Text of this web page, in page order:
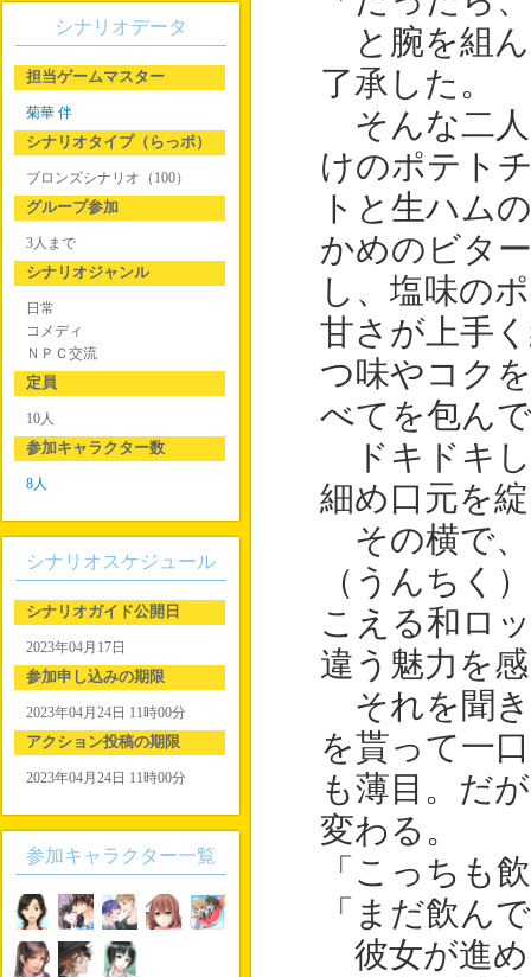
と腕を組ん
了承した。
そんな二人
けのポテト
トと生ハム
かめのビタ
し、塩味の
甘さが上手
つ味やコク
べてを包ん
ドキドキし
細め口元を
その横で、
（うんちく
こえる和ロ
違う魅力を
それを聞き
を貰って一
も薄目。だ
変わる。
「こっちも
「まだ飲ん
彼女が進め
シナリオデータ
担当ゲームマスター
菊華 伴
シナリオタイプ（らっポ）
ブロンズシナリオ（100）
グループ参加
3人まで
シナリオジャンル
日常
コメディ
ＮＰＣ交流
定員
10人
参加キャラクター数
8人
シナリオスケジュール
シナリオガイド公開日
2023年04月17日
参加申し込みの期限
2023年04月24日 11時00分
アクション投稿の期限
2023年04月24日 11時00分
参加キャラクター一覧